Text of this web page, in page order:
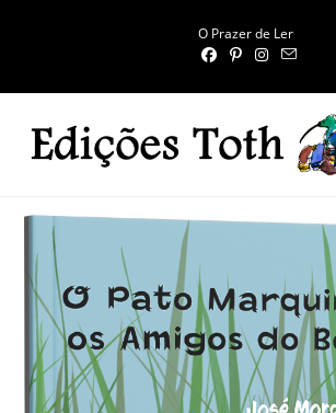
O Prazer de Ler